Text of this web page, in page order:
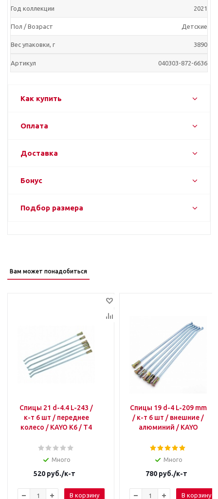
Год коллекции 2021
Пол / Возраст Детские
Вес упаковки, г 3890
Артикул 040303-872-6636
Как купить
Оплата
Доставка
Бонус
Подбор размера
Вам может понадобиться
Спицы 21 d-4.4 L-243 /
к-т 6 шт / переднее
колесо / KAYO K6 / T4
Много
520 руб./к-т
В корзину
Спицы 19 d-4 L-209 mm
/ к-т 6 шт / внешние /
алюминий / KAYO
Много
780 руб./к-т
В корзину